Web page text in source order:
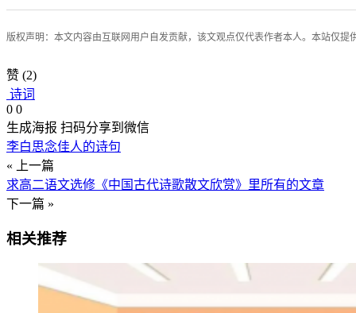
版权声明：本文内容由互联网用户自发贡献，该文观点仅代表作者本人。本站仅
赞 (2)
诗词
0 0
生成海报 扫码分享到微信
李白思念佳人的诗句
« 上一篇
求高二语文选修《中国古代诗歌散文欣赏》里所有的文章
下一篇 »
相关推荐